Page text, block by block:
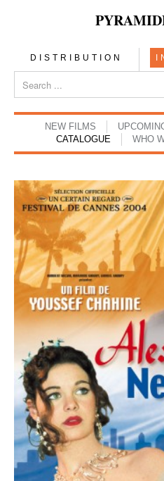
DISTRIBUTION
NEW FILMS
CATALOGUE
WHO